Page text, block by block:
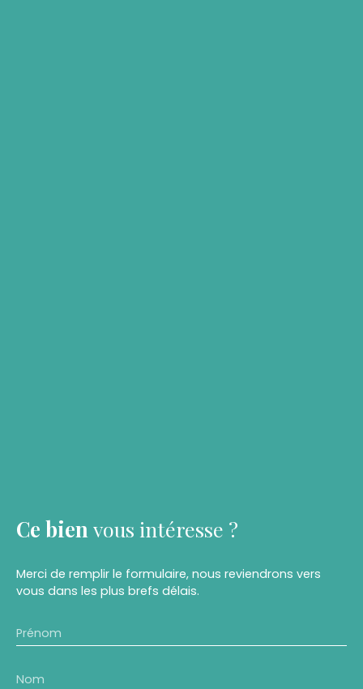
Ce bien vous intéresse ?
Merci de remplir le formulaire, nous reviendrons vers
vous dans les plus brefs délais.
Prénom
Nom